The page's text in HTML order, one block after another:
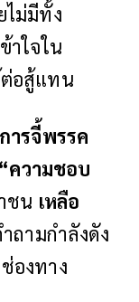
ม่มีทั้ง
าใจใน
อสู้แทน
การจี้พรรค
“ความชอบ
ชน เหลือ
ถามกำลังดัง
องทาง